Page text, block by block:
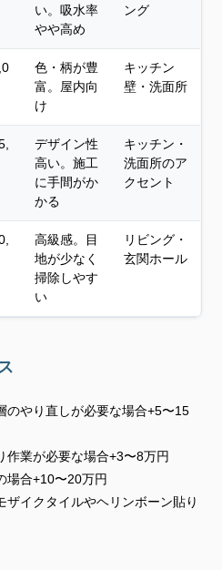
い。吸水率
やや高め
ング
色・柄が豊
富。屋内向
け
キッチン
壁・洗面所
デザイン性
高い。施工
に手間がか
かる
キッチン・
洗面所のア
クセント
高級感。目
地が少なく
掃除しやす
い
リビング・
玄関ホール
のやり直しが必要な場合+5〜15
作業が必要な場合+3〜8万円
場合+10〜20万円
ザイクタイルやヘリンボーン貼り